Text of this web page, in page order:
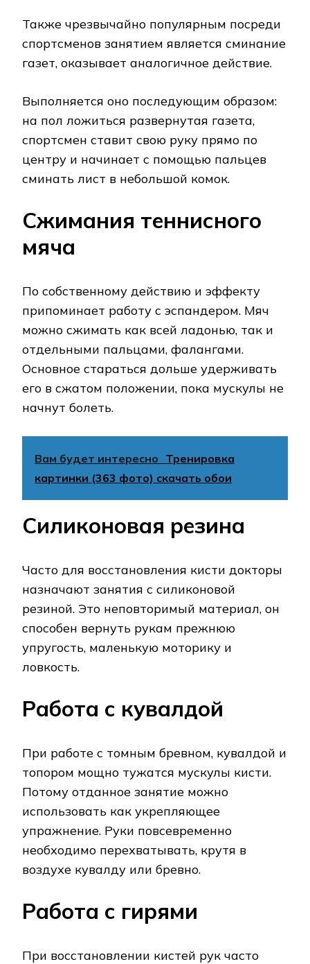
Также чрезвычайно популярным посреди
спортсменов занятием является сминание
газет, оказывает аналогичное действие.
Выполняется оно последующим образом:
на пол ложиться развернутая газета,
спортсмен ставит свою руку прямо по
центру и начинает с помощью пальцев
сминать лист в небольшой комок.
Сжимания теннисного
мяча
По собственному действию и эффекту
припоминает работу с эспандером. Мяч
можно сжимать как всей ладонью, так и
отдельными пальцами, фалангами.
Основное стараться дольше удерживать
его в сжатом положении, пока мускулы не
начнут болеть.
Вам будет интересно Тренировка
картинки (363 фото) скачать обои
Силиконовая резина
Часто для восстановления кисти докторы
назначают занятия с силиконовой
резиной. Это неповторимый материал, он
способен вернуть рукам прежнюю
упругость, маленькую моторику и
ловкость.
Работа с кувалдой
При работе с томным бревном, кувалдой и
топором мощно тужатся мускулы кисти.
Потому отданное занятие можно
использовать как укрепляющее
упражнение. Руки повсевременно
необходимо перехватывать, крутя в
воздухе кувалду или бревно.
Работа с гирями
При восстановлении кистей рук часто